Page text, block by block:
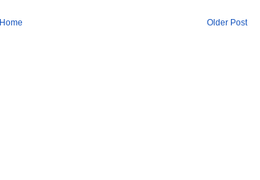
Older Post
Home